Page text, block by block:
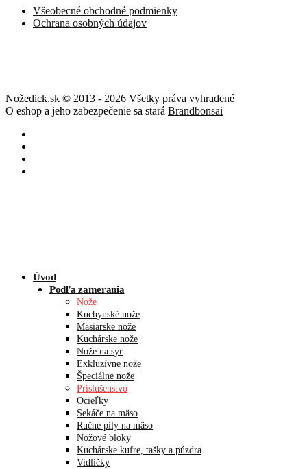
Všeobecné obchodné podmienky
Ochrana osobných údajov
Nožedick.sk © 2013 - 2026 Všetky práva vyhradené
O eshop a jeho zabezpečenie sa stará Brandbonsai
Úvod
Podľa zamerania
Nože
Kuchynské nože
Mäsiarske nože
Kuchárske nože
Nože na syr
Exkluzívne nože
Špeciálne nože
Príslušenstvo
Ocieľky
Sekáče na mäso
Ručné píly na mäso
Nožové bloky
Kuchárske kufre, tašky a púzdra
Vidličky